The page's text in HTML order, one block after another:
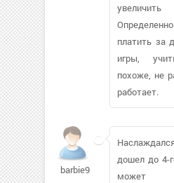
платить за
игры,
похоже, не
работает.
barbie911790
дошел до 4-
может